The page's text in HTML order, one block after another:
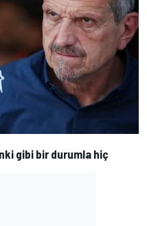
gibi bir durumla hiç